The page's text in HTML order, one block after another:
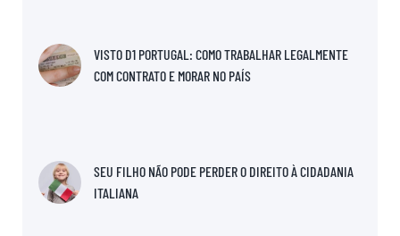
VISTO D1 PORTUGAL: COMO TRABALHAR LEGALMENTE
COM CONTRATO E MORAR NO PAÍS
SEU FILHO NÃO PODE PERDER O DIREITO À CIDADANIA
ITALIANA